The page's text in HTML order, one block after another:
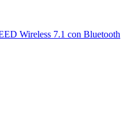
Wireless 7.1 con Bluetooth